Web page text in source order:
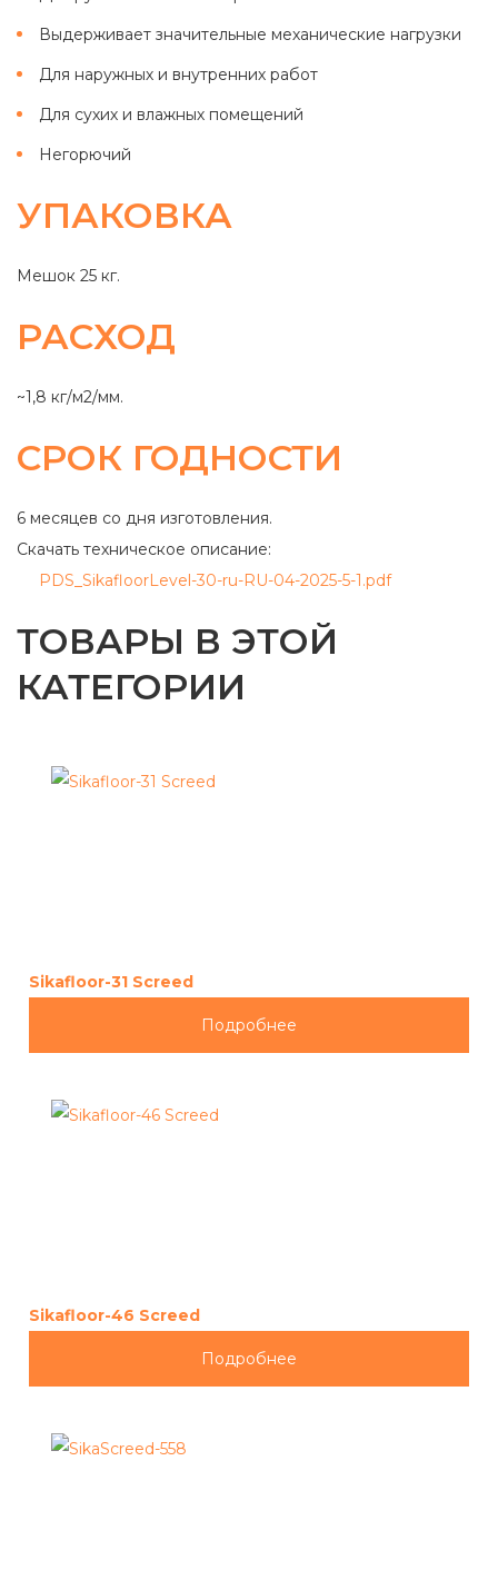
Выдерживает значительные механические нагрузки
Для наружных и внутренних работ
Для сухих и влажных помещений
Негорючий
УПАКОВКА
Мешок 25 кг.
РАСХОД
~1,8 кг/м2/мм.
СРОК ГОДНОСТИ
6 месяцев со дня изготовления.
Скачать техническое описание:
PDS_SikafloorLevel-30-ru-RU-04-2025-5-1.pdf
ТОВАРЫ В ЭТОЙ
КАТЕГОРИИ
Sikafloor-31 Screed
Подробнее
Sikafloor-46 Screed
Подробнее